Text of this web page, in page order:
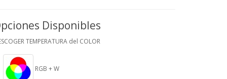
Disponibles
TEMPERATURA del COLOR
RGB + W